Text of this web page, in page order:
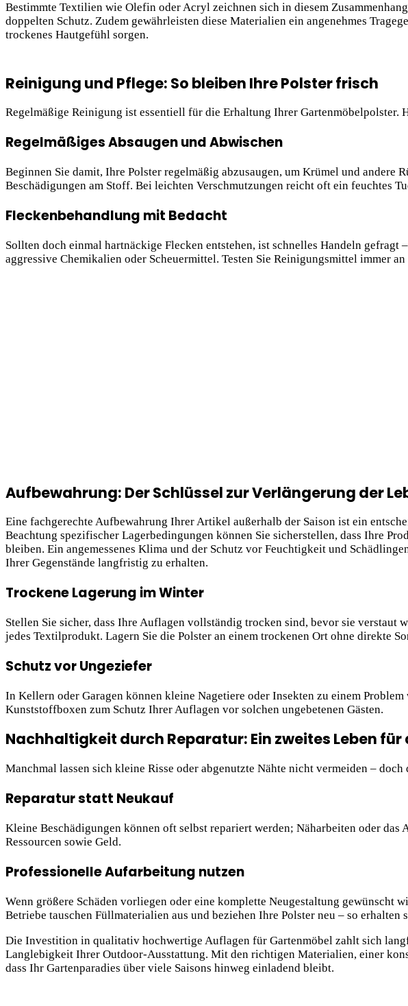
Bestimmte Textilien wie Olefin oder Acryl zeichnen sich in diesem
doppelten Schutz. Zudem gewährleisten diese Materialien ein angenehmes
trockenes Hautgefühl sorgen.
Reinigung und Pflege: So bleiben Ihre Polster frisch
Regelmäßige Reinigung ist essentiell für die Erhaltung Ihrer Gartenmöbelpolster.
Regelmäßiges Absaugen und Abwischen
Beginnen Sie damit, Ihre Polster regelmäßig abzusaugen, um Krümel und
Beschädigungen am Stoff. Bei leichten Verschmutzungen reicht oft ein feuchtes
Fleckenbehandlung mit Bedacht
Sollten doch einmal hartnäckige Flecken entstehen, ist schnelles Handeln
aggressive Chemikalien oder Scheuermittel. Testen Sie Reinigungsmittel immer
Aufbewahrung: Der Schlüssel zur Verlängerung der
Eine fachgerechte Aufbewahrung Ihrer Artikel außerhalb der Saison ist ein
Beachtung spezifischer Lagerbedingungen können Sie sicherstellen, dass Ihre
bleiben. Ein angemessenes Klima und der Schutz vor Feuchtigkeit und
Ihrer Gegenstände langfristig zu erhalten.
Trockene Lagerung im Winter
Stellen Sie sicher, dass Ihre Auflagen vollständig trocken sind, bevor sie
jedes Textilprodukt. Lagern Sie die Polster an einem trockenen Ort ohne direkte
Schutz vor Ungeziefer
In Kellern oder Garagen können kleine Nagetiere oder Insekten zu einem
Kunststoffboxen zum Schutz Ihrer Auflagen vor solchen ungebetenen Gästen.
Nachhaltigkeit durch Reparatur: Ein zweites Leben für
Manchmal lassen sich kleine Risse oder abgenutzte Nähte nicht vermeiden – doch
Reparatur statt Neukauf
Kleine Beschädigungen können oft selbst repariert werden; Näharbeiten oder
Ressourcen sowie Geld.
Professionelle Aufarbeitung nutzen
Wenn größere Schäden vorliegen oder eine komplette Neugestaltung
Betriebe tauschen Füllmaterialien aus und beziehen Ihre Polster neu – so
Die Investition in qualitativ hochwertige Auflagen für Gartenmöbel zahlt sich
Langlebigkeit Ihrer Outdoor-Ausstattung. Mit den richtigen Materialien, einer
dass Ihr Gartenparadies über viele Saisons hinweg einladend bleibt.